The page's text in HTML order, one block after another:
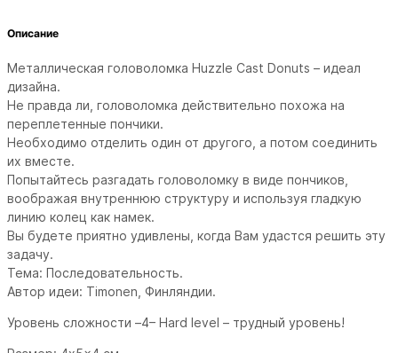
Описание
Металлическая головоломка Huzzle Cast Donuts – идеал
дизайна.
Не правда ли, головоломка действительно похожа на
переплетенные пончики.
Необходимо отделить один от другого, а потом соединить
их вместе.
Попытайтесь разгадать головоломку в виде пончиков,
воображая внутреннюю структуру и используя гладкую
линию колец как намек.
Вы будете приятно удивлены, когда Вам удастся решить эту
задачу.
Тема: Последовательность.
Автор идеи: Timonen, Финляндии.
Уровень сложности –4– Hard level – трудный уровень!